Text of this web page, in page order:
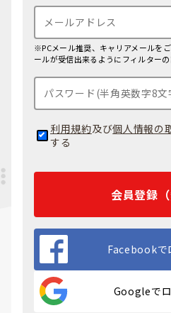
※PCメール推奨、キャリアメールを
ールが受信出来るようにフィルターの
利用規約及び個人情報の
する
会員登録（
Facebookで
Googleで